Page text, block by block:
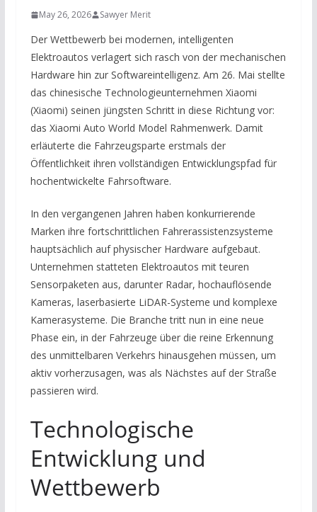
May 26, 2026 Sawyer Merit
Der Wettbewerb bei modernen, intelligenten
Elektroautos verlagert sich rasch von der mechanischen
Hardware hin zur Softwareintelligenz. Am 26. Mai stellte
das chinesische Technologieunternehmen Xiaomi
(Xiaomi) seinen jüngsten Schritt in diese Richtung vor:
das Xiaomi Auto World Model Rahmenwerk. Damit
erläuterte die Fahrzeugsparte erstmals der
Öffentlichkeit ihren vollständigen Entwicklungspfad für
hochentwickelte Fahrsoftware.
In den vergangenen Jahren haben konkurrierende
Marken ihre fortschrittlichen Fahrerassistenzsysteme
hauptsächlich auf physischer Hardware aufgebaut.
Unternehmen statteten Elektroautos mit teuren
Sensorpaketen aus, darunter Radar, hochauflösende
Kameras, laserbasierte LiDAR-Systeme und komplexe
Kamerasysteme. Die Branche tritt nun in eine neue
Phase ein, in der Fahrzeuge über die reine Erkennung
des unmittelbaren Verkehrs hinausgehen müssen, um
aktiv vorherzusagen, was als Nächstes auf der Straße
passieren wird.
Technologische
Entwicklung und
Wettbewerb